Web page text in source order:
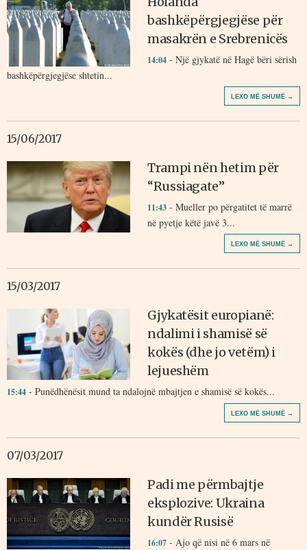
bashkëpërgjegjëse për
masakrën e Srebrenicës
14:04 - Një gjykatë në Hagë bëri sërish
bashkëpërgjegjëse shtetin...
LEXO MË SHUMË →
15/06/2017
Trampi nën hetim për
“Russiagate”
11:43 - Mueller po përgatitet të marrë
në pyetje këtë javë 3...
LEXO MË SHUMË →
15/03/2017
Gjykatësit europianë:
ndalimi i shamisë së
kokës (dhe jo vetëm) i
lejueshëm
15:44 - Punëdhënësit mund ta ndalojnë mbajtjen e shamisë së kokës...
LEXO MË SHUMË →
07/03/2017
Padi me përmbajtje
eksplozive: Ukraina
kundër Rusisë
16:07 - Ajo që nisi në 6 mars në